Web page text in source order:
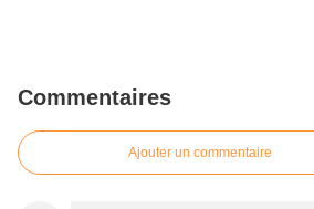
Commentaires
Ajouter un commentaire